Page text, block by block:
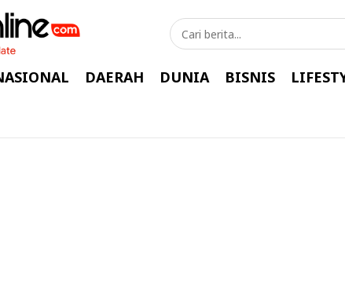
DAERAH DUNIA BISNIS